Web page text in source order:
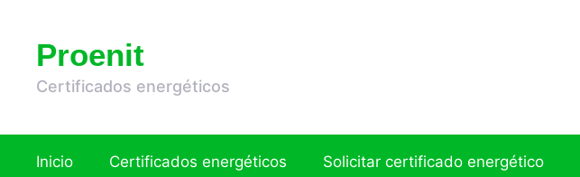
contenidoProenit
Certificados energéticos
Inicio Certificados energéticos Solicitar certificado energético